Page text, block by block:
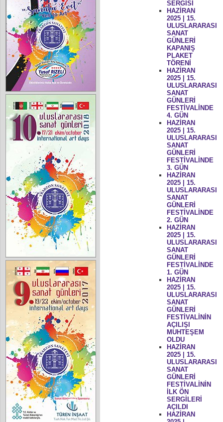
SERGİSİ
HAZİRAN
2025 | 15.
ULUSLARARASI
SANAT
GÜNLERİ
KAPANIŞ
PLAKET
TÖRENİ
HAZİRAN
2025 | 15.
ULUSLARARASI
SANAT
GÜNLERİ
FESTİVALİNDE
4. GÜN
HAZİRAN
2025 | 15.
ULUSLARARASI
SANAT
GÜNLERİ
FESTİVALİNDE
3. GÜN
HAZİRAN
2025 | 15.
ULUSLARARASI
SANAT
GÜNLERİ
FESTİVALİNDE
2. GÜN
HAZİRAN
2025 | 15.
ULUSLARARASI
SANAT
GÜNLERİ
FESTİVALİNDE
1. GÜN
HAZİRAN
2025 | 15.
ULUSLARARASI
SANAT
GÜNLERİ
FESTİVALİNİN
AÇILIŞI
MUHTEŞEM
OLDU
HAZİRAN
2025 | 15.
ULUSLARARASI
SANAT
GÜNLERİ
FESTİVALİNİN
İLK ÖN
SERGİLERİ
AÇILDI
HAZİRAN